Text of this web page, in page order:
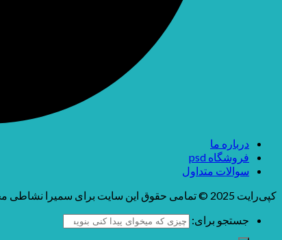
درباره ما
فروشگاه psd
سوالات متداول
کپی‌رایت 2025 © تمامی حقوق این سایت برای سمیرا نشاطی محفوظ می باشد
جستجو برای: